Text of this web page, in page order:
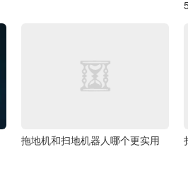
拖地机和扫地机器人哪个更实用